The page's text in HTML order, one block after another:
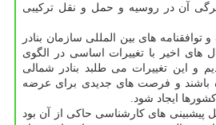
آن در روسیه و حمل و نقل ترکیبی
های بین المللی سازمان بنادر
های اخیر با تغییرات اساسی در الگوی
و این تغییرات می طلبد بنادر شمالی
باشند و فرصت های جدیدی برای عرضه
ایجاد شود.
پیشبینی های کارشناسی حاکی از آن بود